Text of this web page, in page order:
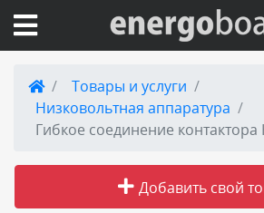
Вход на сайт
Поиск по сайту
Публикации
Товары и услуги
Низковольтная аппаратура
Гибкое соединение
Добавить свой